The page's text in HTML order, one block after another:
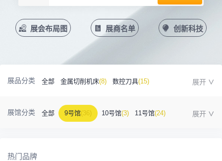
展会布局图 展商名单 创新科技
展品分类 全部 金属切削机床(8) 数控刀具(15)
金属成型机床(1) 自动化
展馆分类 全部 9号馆(36) 10号馆(3) 11号馆(24)
热门品牌